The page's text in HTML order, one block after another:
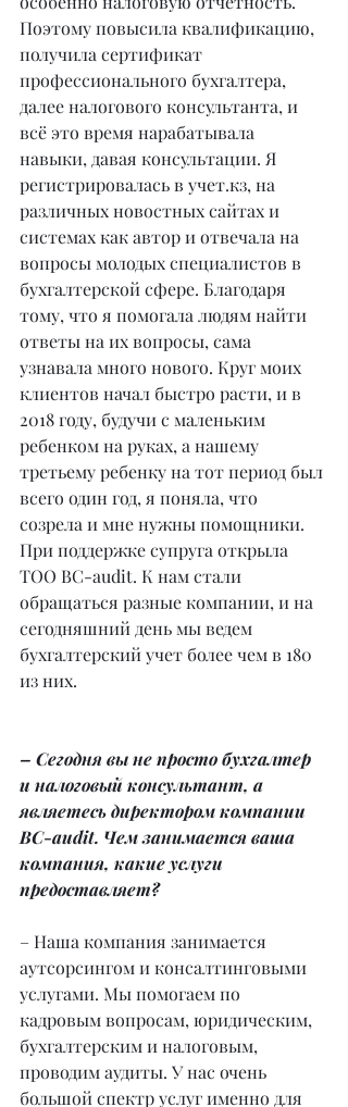
Поэтому повысила квалификацию,
получила сертификат
профессионального бухгалтера,
далее налогового консультанта, и
всё это время нарабатывала
навыки, давая консультации. Я
регистрировалась в учет.кз, на
различных новостных сайтах и
системах как автор и отвечала на
вопросы молодых специалистов в
бухгалтерской сфере. Благодаря
тому, что я помогала людям найти
ответы на их вопросы, сама
узнавала много нового. Круг моих
клиентов начал быстро расти, и в
2018 году, будучи с маленьким
ребенком на руках, а нашему
третьему ребенку на тот период был
всего один год, я поняла, что
созрела и мне нужны помощники.
При поддержке супруга открыла
ТОО BC-audit. К нам стали
обращаться разные компании, и на
сегодняшний день мы ведем
бухгалтерский учет более чем в 180
из них.
– Сегодня вы не просто бухгалтер
и налоговый консультант, а
являетесь директором компании
BC-audit. Чем занимается ваша
компания, какие услуги
предоставляет?
– Наша компания занимается
аутсорсингом и консалтинговыми
услугами. Мы помогаем по
кадровым вопросам, юридическим,
бухгалтерским и налоговым,
проводим аудиты. У нас очень
большой спектр услуг именно для